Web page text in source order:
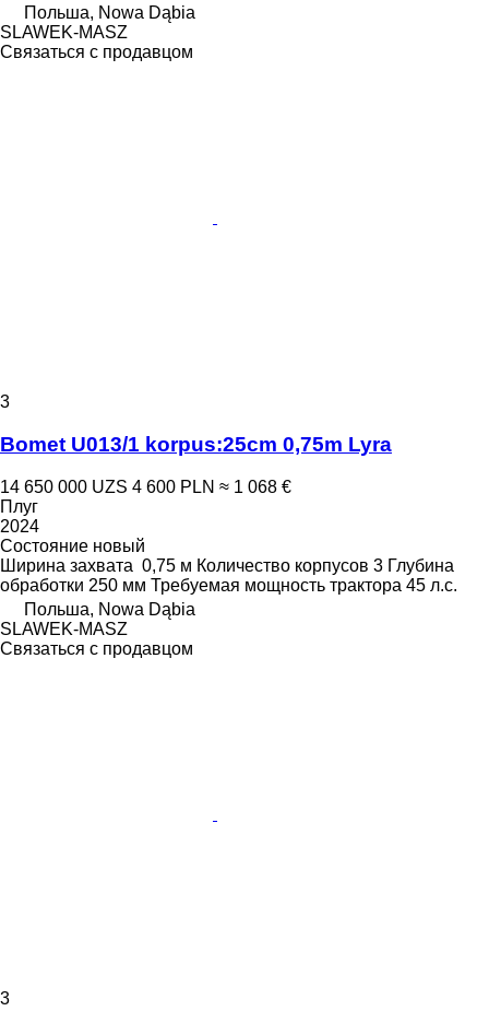
Польша, Nowa Dąbia
SLAWEK-MASZ
Связаться с продавцом
3
Bomet U013/1 korpus:25cm 0,75m Lyra
14 650 000 UZS 4 600 PLN ≈ 1 068 €
Плуг
2024
Состояние новый
Ширина захвата 0,75 м Количество корпусов 3 Глубина
обработки 250 мм Требуемая мощность трактора 45 л.с.
Польша, Nowa Dąbia
SLAWEK-MASZ
Связаться с продавцом
3